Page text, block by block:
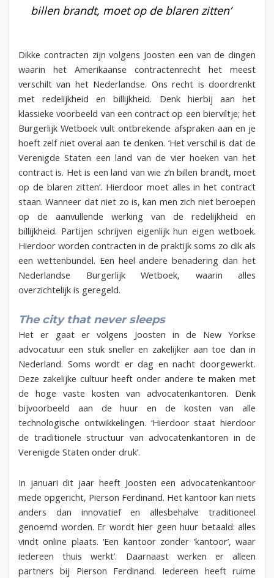
billen brandt, moet op de blaren zitten’
Dikke contracten zijn volgens Joosten een van de dingen
waarin het Amerikaanse contractenrecht het meest
verschilt van het Nederlandse. Ons recht is doordrenkt
met redelijkheid en billijkheid. Denk hierbij aan het
klassieke voorbeeld van een contract op een bierviltje; het
Burgerlijk Wetboek vult ontbrekende afspraken aan en je
hoeft zelf niet overal aan te denken. ‘Het verschil is dat de
Verenigde Staten een land van de vier hoeken van het
contract is. Het is een land van wie z’n billen brandt, moet
op de blaren zitten’. Hierdoor moet alles in het contract
staan. Wanneer dat niet zo is, kan men zich niet beroepen
op de aanvullende werking van de redelijkheid en
billijkheid. Partijen schrijven eigenlijk hun eigen wetboek.
Hierdoor worden contracten in de praktijk soms zo dik als
een wettenbundel. Een heel andere benadering dan het
Nederlandse Burgerlijk Wetboek, waarin alles
overzichtelijk is geregeld.
The city that never sleeps
Het er gaat er volgens Joosten in de New Yorkse
advocatuur een stuk sneller en zakelijker aan toe dan in
Nederland. Soms wordt er dag en nacht doorgewerkt.
Deze zakelijke cultuur heeft onder andere te maken met
de hoge vaste kosten van advocatenkantoren. Denk
bijvoorbeeld aan de huur en de kosten van alle
technologische ontwikkelingen. ‘Hierdoor staat hierdoor
de traditionele structuur van advocatenkantoren in de
Verenigde Staten onder druk’.
In januari dit jaar heeft Joosten een advocatenkantoor
mede opgericht, Pierson Ferdinand. Het kantoor kan niets
anders dan innovatief en allesbehalve traditioneel
genoemd worden. Er wordt hier geen huur betaald: alles
vindt online plaats. ‘Een kantoor zonder ‘kantoor’, waar
iedereen thuis werkt’. Daarnaast werken er alleen
partners bij Pierson Ferdinand. Iedereen heeft ruime